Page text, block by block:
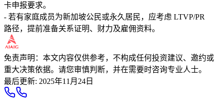
卡申报要求。
- 若有家庭成员为新加坡公民或永久居民，应考虑 LTVP/PR
路径，提前准备关系证明、财力及雇佣资料。
免责声明：本文内容仅供参考，不构成任何投资建议、邀约或
重大决策依据。请您审慎判断，并在需要时咨询专业人士。
最后更新: 2025年11月24日